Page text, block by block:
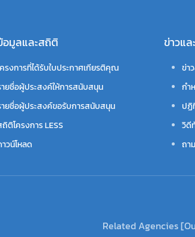
อมูลและสถิติ
รงการที่ได้รับใบประกาศเกียรติคุณ
ยชื่อผู้ประสงค์ให้การสนับสนุน
ยชื่อผู้ประสงค์ขอรับการสนับสนุน
ติโครงการ LESS
วน์โหลด
ข่าวแ
ข่า
กำ
ปฏิ
วิดี
ถา
Related Agencies